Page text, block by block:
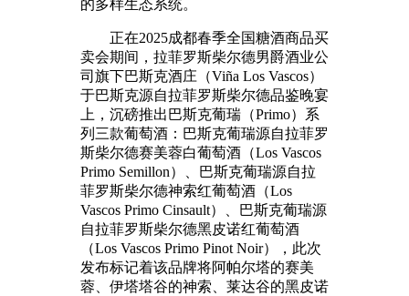
的多样生态系统。
正在2025成都春季全国糖酒商品买
卖会期间，拉菲罗斯柴尔德男爵酒业公
司旗下巴斯克酒庄（Viña Los Vascos）
于巴斯克源自拉菲罗斯柴尔德品鉴晚宴
上，沉磅推出巴斯克葡瑞（Primo）系
列三款葡萄酒：巴斯克葡瑞源自拉菲罗
斯柴尔德赛美蓉白葡萄酒（Los Vascos
Primo Semillon）、巴斯克葡瑞源自拉
菲罗斯柴尔德神索红葡萄酒（Los
Vascos Primo Cinsault）、巴斯克葡瑞源
自拉菲罗斯柴尔德黑皮诺红葡萄酒
（Los Vascos Primo Pinot Noir），此次
发布标记着该品牌将阿帕尔塔的赛美
蓉、伊塔塔谷的神索、莱达谷的黑皮诺